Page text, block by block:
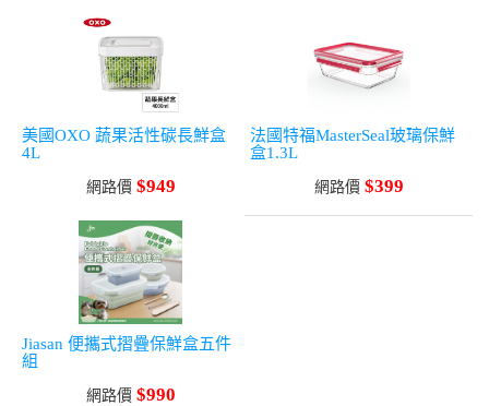
美國OXO 蔬果活性碳長鮮盒
4L
網路價 $949
法國特福MasterSeal玻璃保鮮
盒1.3L
網路價 $399
Jiasan 便攜式摺疊保鮮盒五件
組
網路價 $990